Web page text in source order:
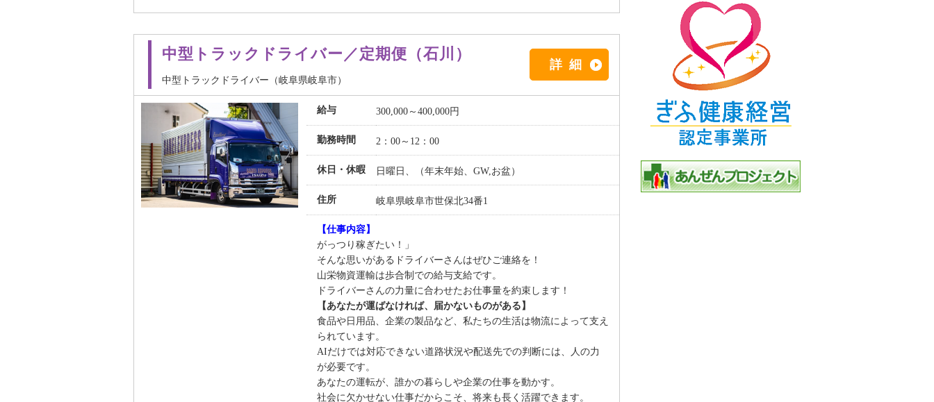
中型トラックドライバー／定期便（石川）
中型トラックドライバー（岐阜県岐阜市）
給与 300,000～400,000円
勤務時間 2：00～12：00
休日・休暇 日曜日、（年末年始、GW,お盆）
住所 岐阜県岐阜市世保北34番1
【仕事内容】
がっつり稼ぎたい！」
そんな思いがあるドライバーさんはぜひご連絡を！
山栄物資運輸は歩合制での給与支給です。
ドライバーさんの力量に合わせたお仕事量を約束します！
【あなたが運ばなければ、届かないものがある】
食品や日用品、企業の製品など、私たちの生活は物流によって支え
られています。
AIだけでは対応できない道路状況や配送先での判断には、人の力
が必要です。
あなたの運転が、誰かの暮らしや企業の仕事を動かす。
社会に欠かせない仕事だからこそ、将来も長く活躍できます。
詳細